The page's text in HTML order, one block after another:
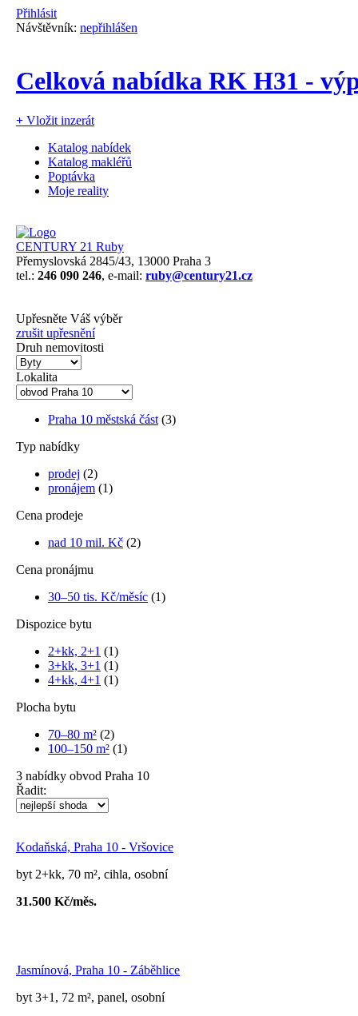
Přihlásit
Návštěvník: nepřihlášen
Celková nabídka RK H31 -
+ Vložit inzerát
Katalog nabídek
Katalog makléřů
Poptávka
Moje reality
CENTURY 21 Ruby
Přemyslovská 2845/43, 13000 Praha 3
tel.: 246 090 246, e-mail: ruby@century21.cz
Upřesněte Váš výběr
zrušit upřesnění
Druh nemovitosti
Lokalita
Praha 10 městská část (3)
Typ nabídky
prodej (2)
pronájem (1)
Cena prodeje
nad 10 mil. Kč (2)
Cena pronájmu
30–50 tis. Kč/měsíc (1)
Dispozice bytu
2+kk, 2+1 (1)
3+kk, 3+1 (1)
4+kk, 4+1 (1)
Plocha bytu
70–80 m² (2)
100–150 m² (1)
3 nabídky obvod Praha 10
Řadit:
Kodaňská, Praha 10 - Vršovice
byt 2+kk, 70 m², cihla, osobní
31.500 Kč/měs.
Jasmínová, Praha 10 - Záběhlice
byt 3+1, 72 m², panel, osobní